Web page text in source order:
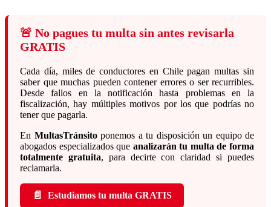
🚨 No pagues tu multa sin antes revisarla
GRATIS
Cada día, miles de conductores en Chile pagan multas sin
saber que muchas pueden contener errores o ser recurribles.
Desde fallos en la notificación hasta problemas en la
fiscalización, hay múltiples motivos por los que podrías no
tener que pagarla.
En MultasTránsitoponemos a tu disposición un equipo de
abogados especializados que analizarán tu multa de forma
totalmente gratuita, para decirte con claridad si puedes
reclamarla.
📄 Estudiamos tu multa GRATIS